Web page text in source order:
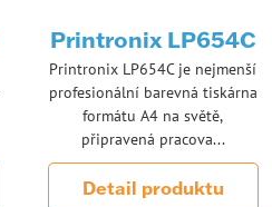
Printronix LP654C
Printronix LP654C je nejmenší
profesionální barevná tiskárna
formátu A4 na světě,
připravená pracova...
Detail produktu